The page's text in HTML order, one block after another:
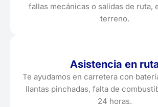
fallas mecánicas o salidas de ruta,
terreno.
Asistencia en
Te ayudamos en carretera con
llantas pinchadas, falta de
24 horas.